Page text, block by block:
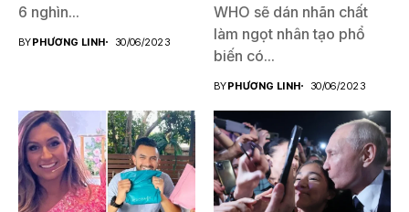
6 nghìn...
BYPHƯƠNG LINH 30/06/2023
WHO sẽ dán nhãn chất
làm ngọt nhân tạo phổ
biến có...
BYPHƯƠNG LINH 30/06/2023